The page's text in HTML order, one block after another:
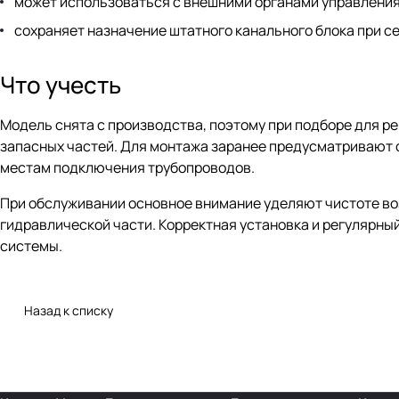
сохраняет назначение штатного канального блока при
Что учесть
Модель снята с производства, поэтому при подборе для
запасных частей. Для монтажа заранее предусматривают
местам подключения трубопроводов.
При обслуживании основное внимание уделяют чистоте
гидравлической части. Корректная установка и
системы.
Назад к списку